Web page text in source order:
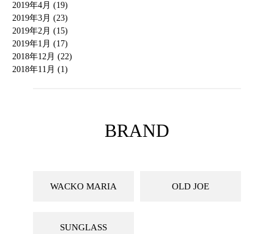
2019年4月 (19)
2019年3月 (23)
2019年2月 (15)
2019年1月 (17)
2018年12月 (22)
2018年11月 (1)
BRAND
WACKO MARIA OLD JOE
SUNGLASS